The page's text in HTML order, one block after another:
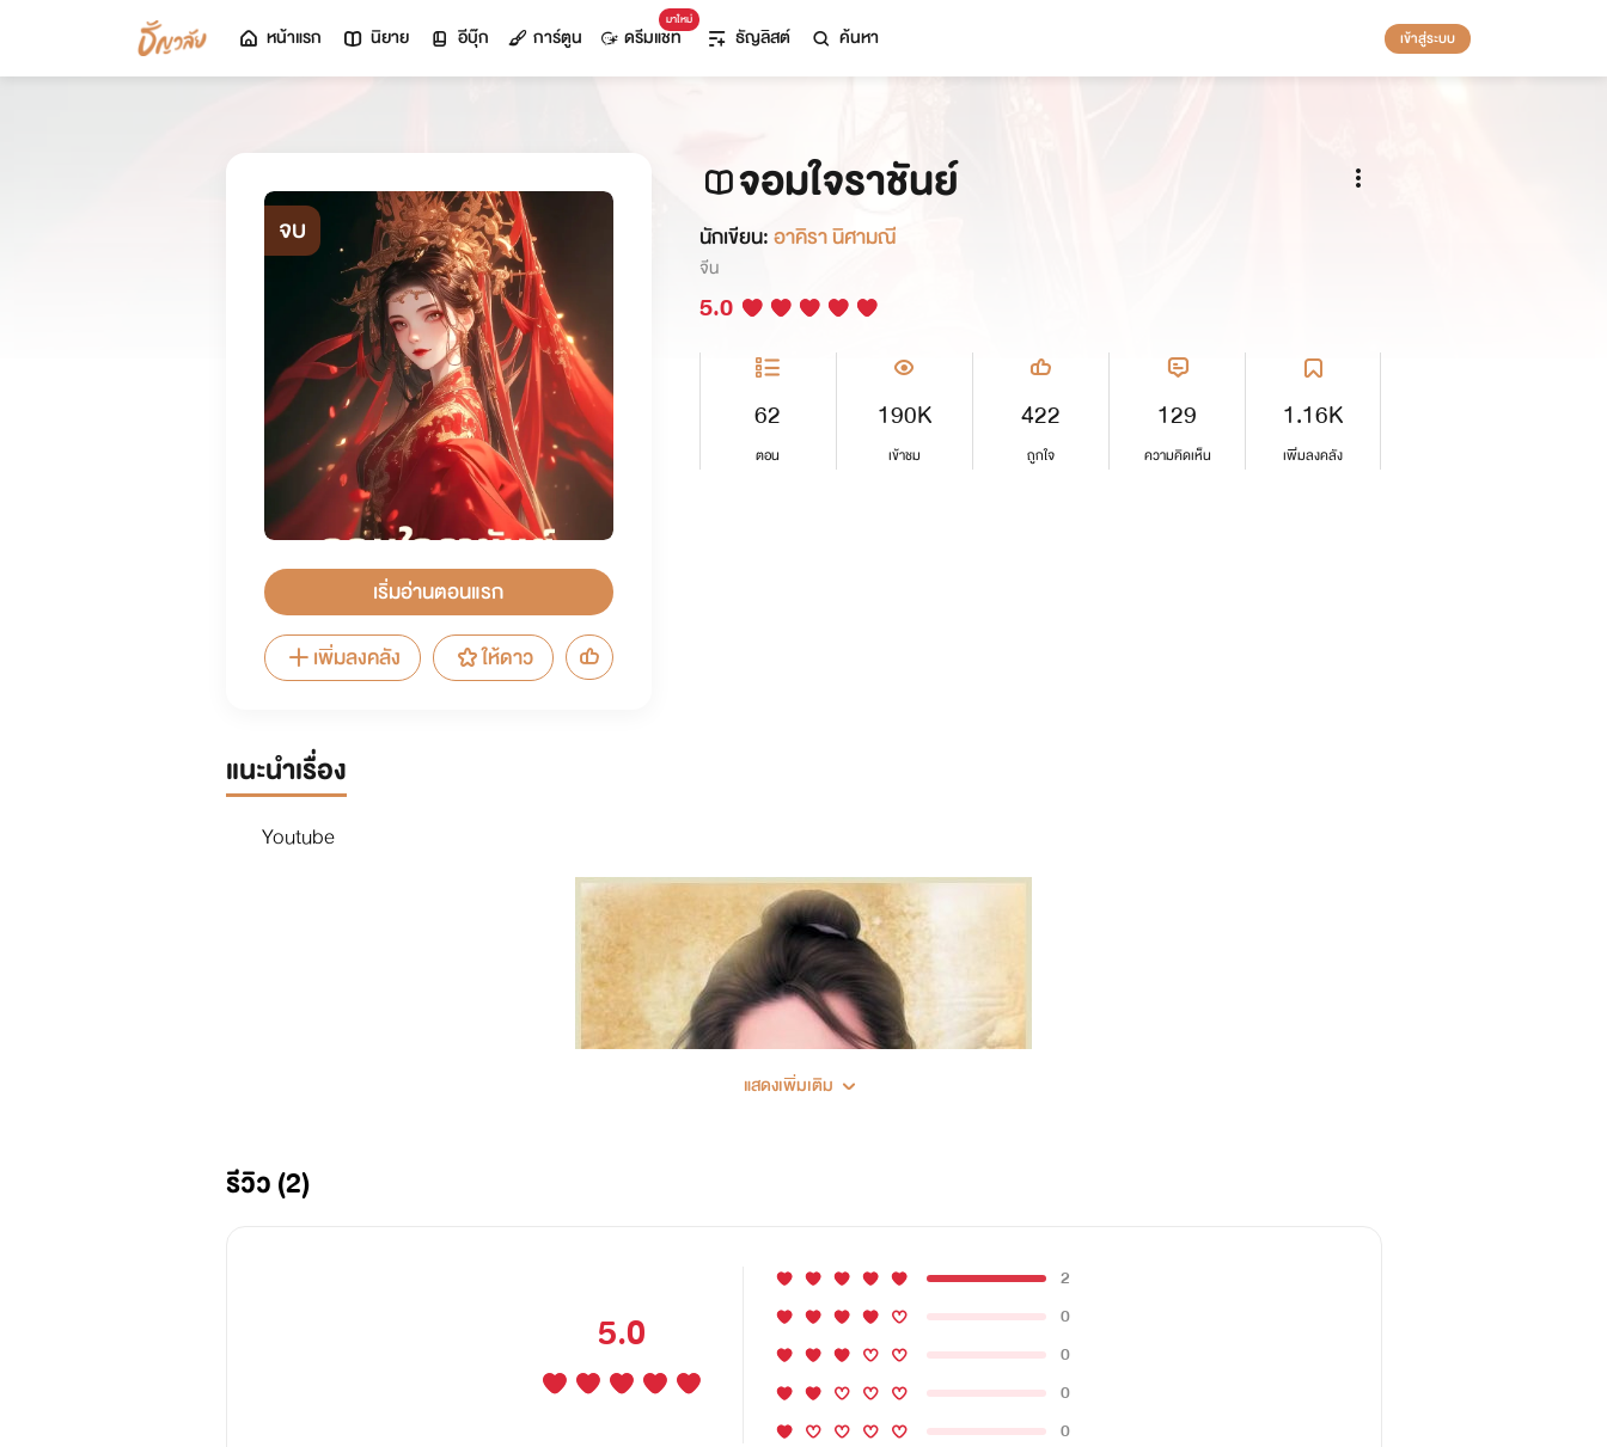
หน้าแรก นิยาย อีบุ๊ก การ์ตูน
มาใหม่
ดรีมแชท ธัญลิสต์ ค้นหา เข้าสู่ระบบ
จบ
เริ่มอ่านตอนแรก
เพิ่มลงคลัง
ให้ดาว
จอมใจราชันย์
นักเขียน:อาคิรา นิศามณี
จีน
5.0
62
ตอน
190K
เข้าชม
422
ถูกใจ
129
ความคิดเห็น
1.16K
เพิ่มลงคลัง
แนะนำเรื่อง
Youtube
แสดงเพิ่มเติม
รีวิว (2)
5.0
2
0
0
0
0